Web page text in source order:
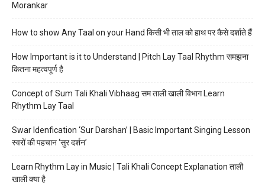
Morankar
How to show Any Taal on your Hand किसी भी ताल को हाथ पर कैसे दर्शाते हैं
How Important is it to Understand | Pitch Lay Taal Rhythm समझना
कितना महत्वपूर्ण है
Concept of Sum Tali Khali Vibhaag सम ताली खाली विभाग Learn
Rhythm Lay Taal
Swar Idenfication ‘Sur Darshan’ | Basic Important Singing Lesson
स्वरों की पहचान ‘सुर दर्शन’
Learn Rhythm Lay in Music | Tali Khali Concept Explanation ताली
खाली क्या है